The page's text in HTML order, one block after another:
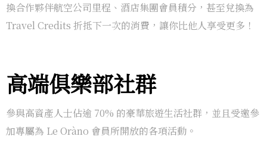
換合作夥伴航空公司里程、酒店集團會員積分，甚至兌換為
Travel Credits 折抵下一次的消費，讓你比他人享受更多！
高端俱樂部社群
參與高資產人士佔逾 70% 的豪華旅遊生活社群，並且受邀參
加專屬為 Le Oràno 會員所開放的各項活動。